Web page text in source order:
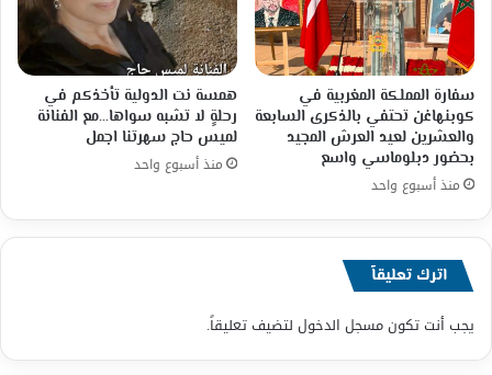
سفارة المملكة المغربية في
كوبنهاغن تحتفي بالذكرى السابعة
والعشرين لعيد العرش المجيد
بحضور دبلوماسي واسع
منذ أسبوع واحد
همسة نت الدولية تأخذكم في
رحلةٍ لا تشبه سواها…مع الفنانة
لميس حاج سهرتنا اجمل
منذ أسبوع واحد
اترك تعليقاً
يجب أنت تكونمسجل الدخول لتضيف تعليقاً.